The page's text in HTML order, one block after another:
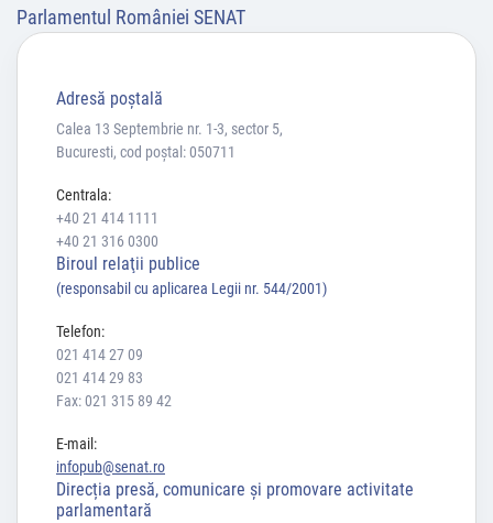
Parlamentul României SENAT
Adresă poştală
Calea 13 Septembrie nr. 1-3, sector 5,
Bucuresti, cod poștal: 050711
Centrala:
+40 21 414 1111
+40 21 316 0300
Biroul relaţii publice
(responsabil cu aplicarea Legii nr. 544/2001)
Telefon:
021 414 27 09
021 414 29 83
Fax: 021 315 89 42
E-mail:
infopub@senat.ro
Direcția presă, comunicare și promovare activitate
parlamentară